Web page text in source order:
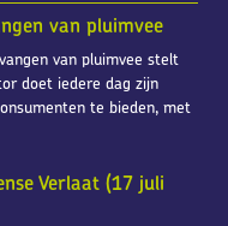
van pluimvee
van pluimvee stelt
doet iedere dag zijn
te bieden, met
Verlaat (17 juli